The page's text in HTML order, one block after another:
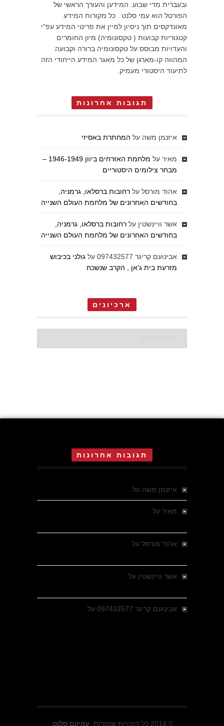
ובעברית מדי שבוע. המידען והעורך הראשי של
הפורטל הוא עמי סלנט . כל מקורות המידע
מאונדקסים תוך ניסיון למיין את פריטי המידע עפ"י
קטגוריות קבועות ( טקסונומיה) מיון החומרים
והעדויות מבוסס על טקסונומיה ברורה וקבועה
המהווה קו-מארגן של כל מאגר המידע הייחודי הזה
לתיעוד היסטורי מעמיק.
תגובות אחרונות
איזנמן משה על המחתרת באסיזי
מאיר על
מלחמת האזרחים ביוון 1946-1949 –
מבחר צילומים היסטוריים
אהוד מורסל על רחובות ברסלאו, גרמניה,
בחודשים האחרונים של מלחמת העולם השנייה
אשר וויינשטין על רחובות ברסלאו, גרמניה,
בחודשים האחרונים של מלחמת העולם השנייה
אבינועם קריגר 097432577 על גולני בכיבוש
מזרעת בית ג'אן , הקרב שנשכח
ארכיונים
תגובות אחרונות
איזנמן משה על
מאיר על
אהוד מורסל על
אשר וויינשטין על
אבינועם קריגר 097432577 על
© 2014 כל הזכויות שמורות. עמיקם סלנט.